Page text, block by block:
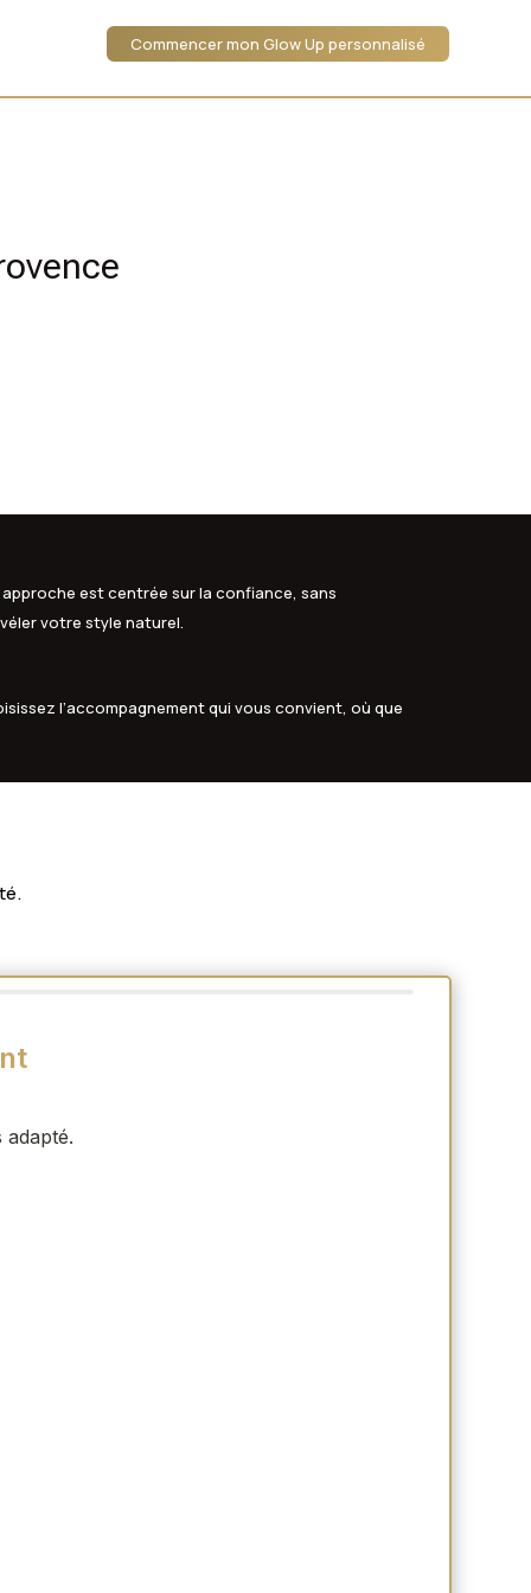
Commencer mon Glow Up personnalisé
est centrée sur la confiance, sans
votre style naturel.
l’accompagnement qui vous convient, où que